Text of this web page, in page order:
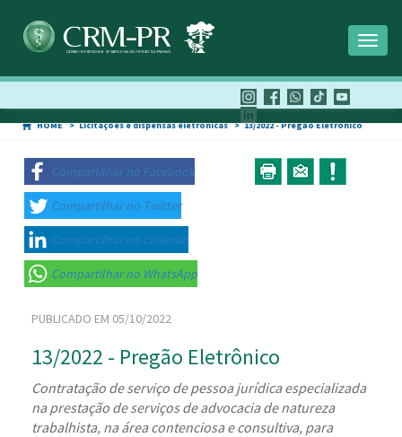
HOME Licitações e dispensas eletrônicas 13/2022 - Pregão Eletrônico
Compartilhar no Facebook
Compartilhar no Twitter
Compartilhar no Linkedin
Compartilhar no WhatsApp
PUBLICADO EM 05/10/2022
13/2022 - Pregão Eletrônico
Contratação de serviço de pessoa jurídica especializada
na prestação de serviços de advocacia de natureza
trabalhista, na área contenciosa e consultiva, para